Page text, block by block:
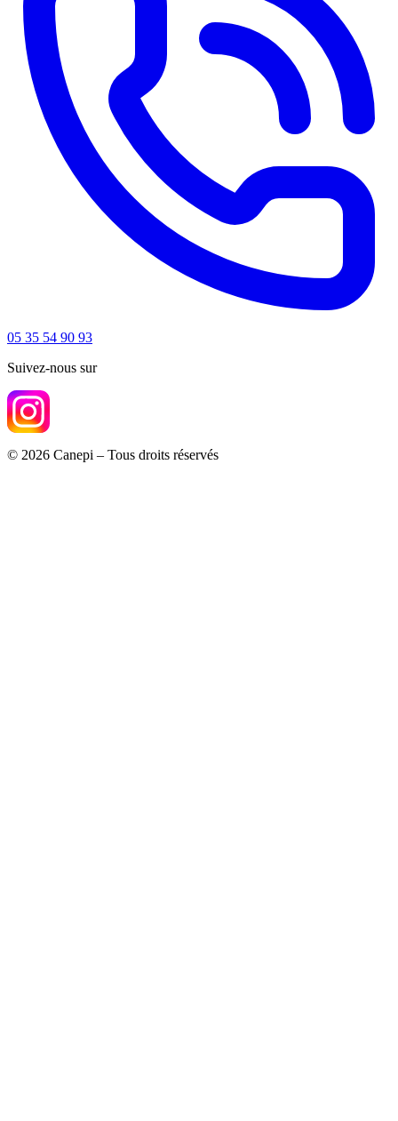
05 35 54 90 93
Suivez-nous sur
© 2026 Canepi – Tous droits réservés